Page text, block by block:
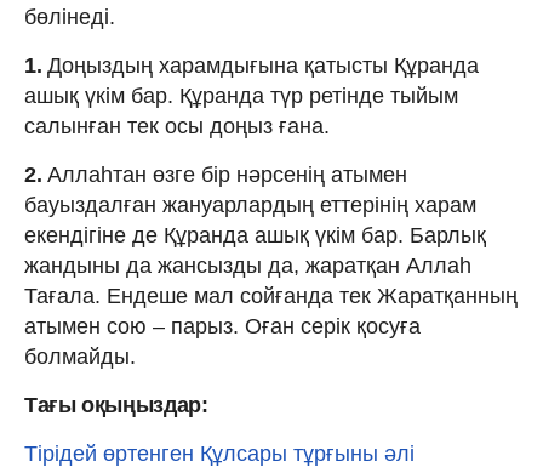
бөлінеді.
1. Доңыздың харамдығына қатысты Құранда
ашық үкім бар. Құранда түр ретінде тыйым
салынған тек осы доңыз ғана.
2. Аллаһтан өзге бір нәрсенің атымен
бауыздалған жануарлардың еттерінің харам
екендігіне де Құранда ашық үкім бар. Барлық
жандыны да жансызды да, жаратқан Аллаһ
Тағала. Ендеше мал сойғанда тек Жаратқанның
атымен сою – парыз. Оған серік қосуға
болмайды.
Тағы оқыңыздар:
Тірідей өртенген Құлсары тұрғыны әлі